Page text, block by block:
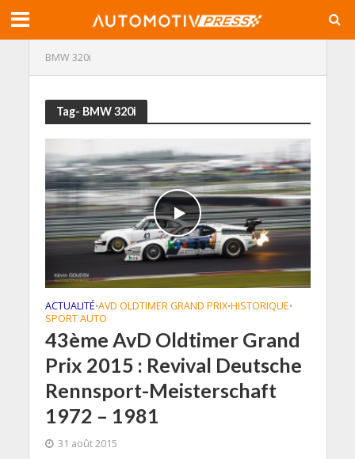
BMW 320i
Tag- BMW 320i
ACTUALITÉ•AVD OLDTIMER GRAND PRIX•HISTORIQUE•
SPORT AUTO
43ème AvD Oldtimer Grand
Prix 2015 : Revival Deutsche
Rennsport-Meisterschaft
1972 – 1981
31 août 2015